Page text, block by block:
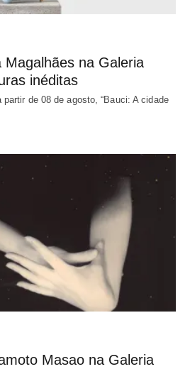
Magalhães na Galeria
inéditas
de 08 de agosto, “Bauci: A cidade
Masao na Galeria